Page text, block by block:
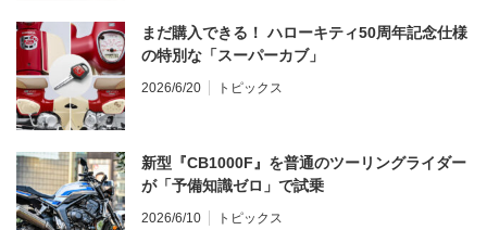
まだ購入できる！ ハローキティ50周年記念仕様
の特別な「スーパーカブ」
2026/6/20 トピックス
新型『CB1000F』を普通のツーリングライダー
が「予備知識ゼロ」で試乗
2026/6/10 トピックス